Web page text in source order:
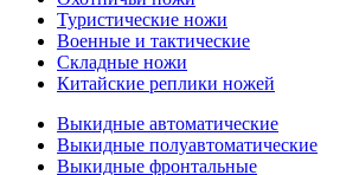
Туристические ножи
Военные и тактические
Складные ножи
Китайские реплики ножей
Выкидные автоматические
Выкидные полуавтоматические
Выкидные фронтальные